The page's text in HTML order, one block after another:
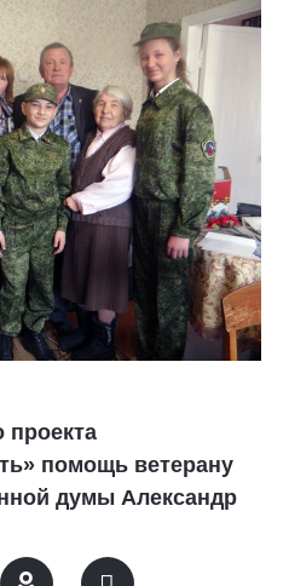
проекта
помощь ветерану
думы Александр